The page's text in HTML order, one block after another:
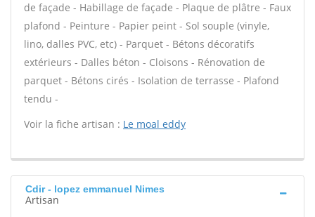
de façade - Habillage de façade - Plaque de plâtre - Faux
plafond - Peinture - Papier peint - Sol souple (vinyle,
lino, dalles PVC, etc) - Parquet - Bétons décoratifs
extérieurs - Dalles béton - Cloisons - Rénovation de
parquet - Bétons cirés - Isolation de terrasse - Plafond
tendu -
Voir la fiche artisan : Le moal eddy
Cdir - lopez emmanuel Nimes
Artisan